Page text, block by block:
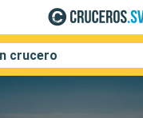
crucero